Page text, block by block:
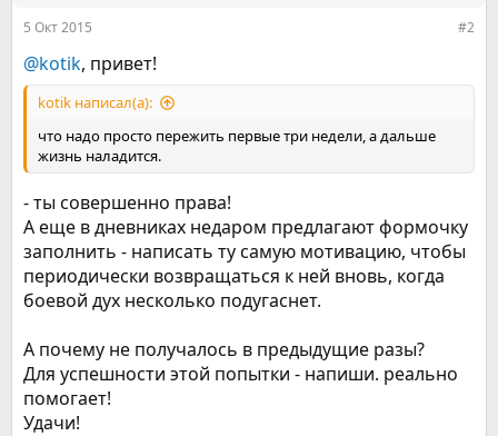
5 Окт 2015 #2
@kotik, привет!
kotik написал(а):
что надо просто пережить первые три недели, а дальше
жизнь наладится.
- ты совершенно права!
А еще в дневниках недаром предлагают формочку
заполнить - написать ту самую мотивацию, чтобы
периодически возвращаться к ней вновь, когда
боевой дух несколько подугаснет.
А почему не получалось в предыдущие разы?
Для успешности этой попытки - напиши. реально
помогает!
Удачи!